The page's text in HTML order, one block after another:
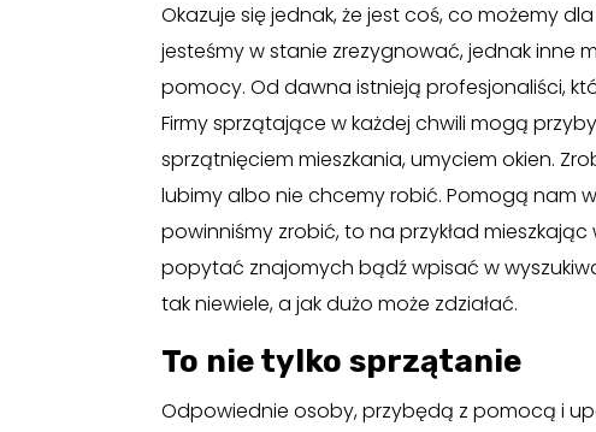
Okazuje się jednak, że jest coś, co możemy
jesteśmy w stanie zrezygnować, jednak inne
pomocy. Od dawna istnieją profesjonaliści,
Firmy sprzątające w każdej chwili mogą
sprzątnięciem mieszkania, umyciem okien.
lubimy albo nie chcemy robić. Pomogą nam
powinniśmy zrobić, to na przykład
popytać znajomych bądź wpisać w
tak niewiele, a jak dużo może zdziałać.
To nie tylko sprzątanie
Odpowiednie osoby, przybędą z pomocą i